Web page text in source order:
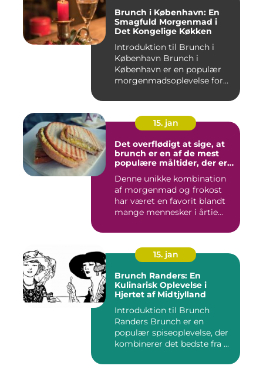
Brunch i København: En
Smagfuld Morgenmad i
Det Kongelige Køkken
Introduktion til Brunch i
København Brunch i
København er en populær
morgenmadsoplevelse for
15. jan
Det overflødigt at sige, at
brunch er en af de mest
populære måltider, der er
Denne unikke kombination
af morgenmad og frokost
har været en favorit blandt
mange mennesker i årtie...
15. jan
Brunch Randers: En
Kulinarisk Oplevelse i
Hjertet af Midtjylland
Introduktion til Brunch
Randers Brunch er en
populær spiseoplevelse, der
kombinerer det bedste fra ...